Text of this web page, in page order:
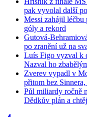
pak vyvolal další
Messi zahájil
góly a rekord
Gutová-
po zranění už na
Luís Figo vyzval k
Nazval ho
Zverev vypadl v
přitom bez
Půl miliardy ročně
Dědkův plán a